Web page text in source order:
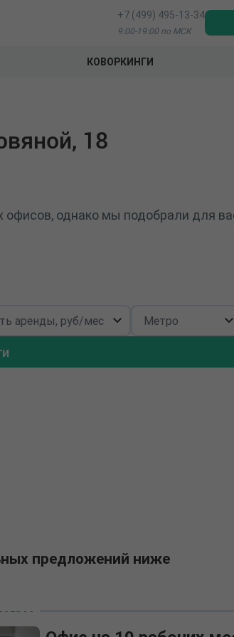
+7 (499) 495-13-34
9:00-19:00 по МСК
КОВОРКИНГИ
18
однако мы подобрали для
предложений ниже